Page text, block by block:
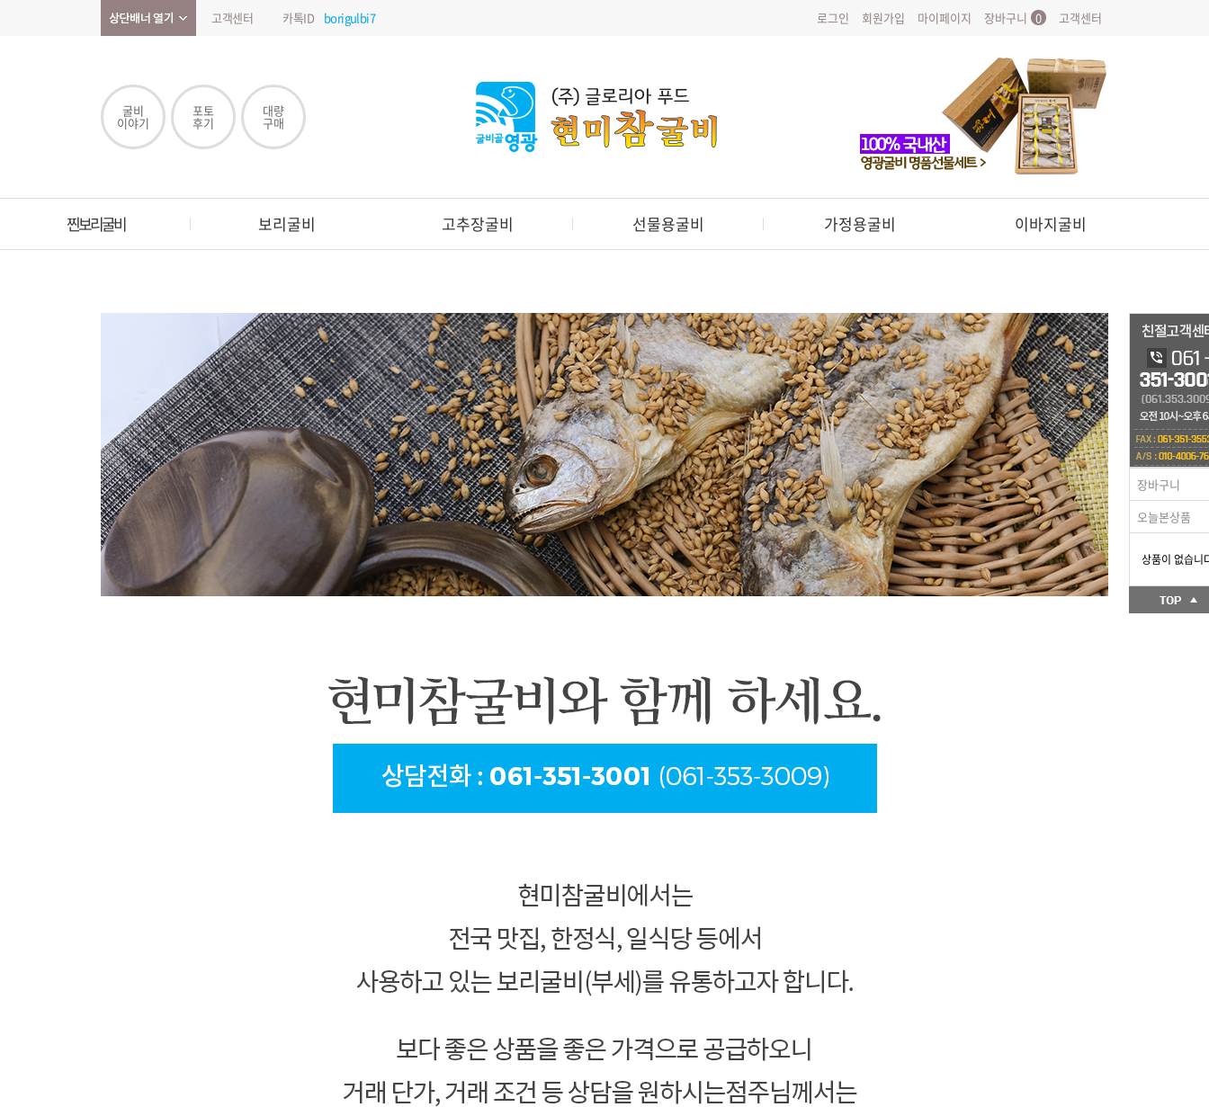
고객센터 카톡ID borigulbi7 로그인 회원가입 마이페이지 장바구니 0 고객센터
굴비
이야기
포토
후기
대량
구매
찐보리굴비 보리굴비 고추장굴비 선물용굴비 가정용굴비 이바지굴비
장바구니
오늘본상품
상품이 없습니